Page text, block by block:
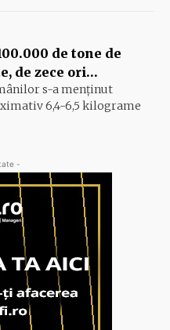
de tone de
de zece ori…
s-a menţinut
6,4-6,5 ki­lograme
-